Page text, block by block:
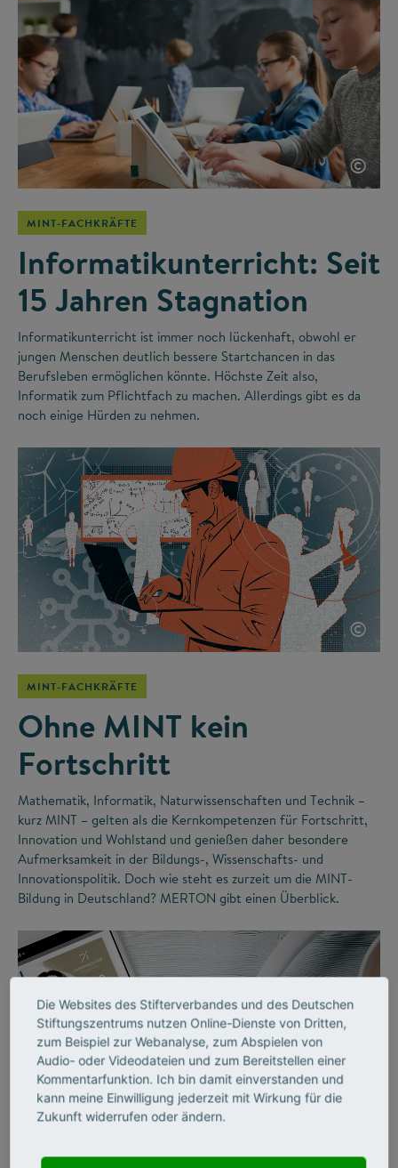
©
MINT-FACHKRÄFTE
Informatikunterricht: Seit
15 Jahren Stagnation
Informatikunterricht ist immer noch lückenhaft, obwohl er
jungen Menschen deutlich bessere Startchancen in das
Berufsleben ermöglichen könnte. Höchste Zeit also,
Informatik zum Pflichtfach zu machen. Allerdings gibt es da
noch einige Hürden zu nehmen.
©
MINT-FACHKRÄFTE
Ohne MINT kein
Fortschritt
Mathematik, Informatik, Naturwissenschaften und Technik –
kurz MINT – gelten als die Kernkompetenzen für Fortschritt,
Innovation und Wohlstand und genießen daher besondere
Aufmerksamkeit in der Bildungs-, Wissenschafts- und
Innovationspolitik. Doch wie steht es zurzeit um die MINT-
Bildung in Deutschland? MERTON gibt einen Überblick.
Die Websites des Stifterverbandes und des Deutschen
Stiftungszentrums nutzen Online-Dienste von Dritten,
zum Beispiel zur Webanalyse, zum Abspielen von
Audio- oder Videodateien und zum Bereitstellen einer
Kommentarfunktion. Ich bin damit einverstanden und
kann meine Einwilligung jederzeit mit Wirkung für die
Zukunft widerrufen oder ändern.